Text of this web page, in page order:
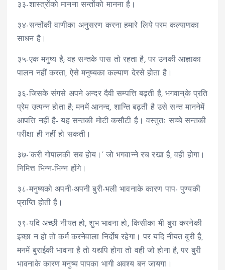
३३-शास्त्रोंको मानना सन्तोंको मानना है।
३४-सन्तोंकी वाणीका अनुसरण करना हमारे लिये परम कल्याणका
साधन है।
३५-एक मनुष्य है; वह सन्तके पास तो रहता है, पर उनकी आज्ञाका
पालन नहीं करता, ऐसे मनुष्यका कल्याण देरसे होता है।
३६-जिसके संगसे अपने अन्दर दैवी सम्पत्ति बढ़ती है, भगवान्‌के प्रति
प्रेम उत्पन्न होता है; मनमें आनन्द, शान्ति बढ़ती है उसे सन्त माननेमें
आपत्ति नहीं है- यह सन्तकी मोटी कसौटी है। वस्तुतः सच्चे सन्तकी
परीक्षा ही नहीं हो सकती।
३७-‘करी गोपालकी सब होय।’ जो भगवान्ने रच रखा है, वही होगा।
निमित्त भिन्न-भिन्न होंगे।
३८-मनुष्यको अपनी-अपनी बुरी-भली भावनाके कारण पाप- पुण्यकी
प्राप्ति होती है।
३९-यदि अच्छी नीयत हो, शुभ भावना हो, किसीका भी बुरा करनेकी
इच्छा न हो तो कर्म करनेवाला निर्दोष रहेगा। पर यदि नीयत बुरी है,
मनमें बुराईकी भावना है तो यद्यपि होगा तो वही जो होना है, पर बुरी
भावनाके कारण मनुष्य पापका भागी अवश्य बन जायगा।